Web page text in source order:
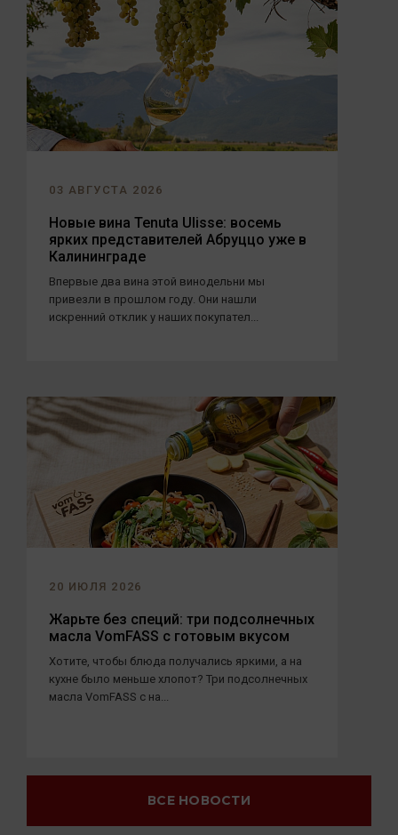
03 АВГУСТА 2026
Новые вина Tenuta Ulisse: восемь
ярких представителей Абруццо уже в
Калининграде
Впервые два вина этой винодельни мы
привезли в прошлом году. Они нашли
искренний отклик у наших покупател...
20 ИЮЛЯ 2026
Жарьте без специй: три подсолнечных
масла VomFASS с готовым вкусом
Хотите, чтобы блюда получались яркими, а на
кухне было меньше хлопот? Три подсолнечных
масла VomFASS с на...
ВСЕ НОВОСТИ